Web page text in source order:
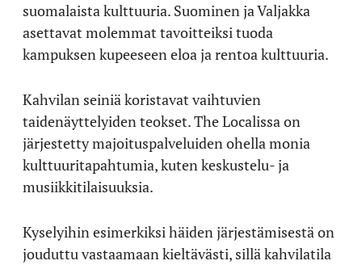
suomalaista kulttuuria. Suominen ja Valjakka
asettavat molemmat tavoitteiksi tuoda
kampuksen kupeeseen eloa ja rentoa kulttuuria.
Kahvilan seiniä koristavat vaihtuvien
taidenäyttelyiden teokset. The Localissa on
järjestetty majoituspalveluiden ohella monia
kulttuuritapahtumia, kuten keskustelu- ja
musiikkitilaisuuksia.
Kyselyihin esimerkiksi häiden järjestämisestä on
jouduttu vastaamaan kieltävästi, sillä kahvilatila